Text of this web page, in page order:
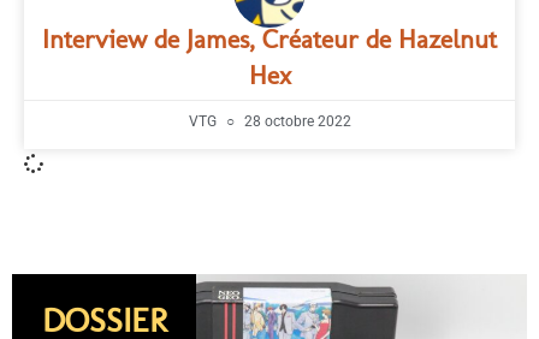
Interview de James, Créateur de Hazelnut
Hex
VTG 28 octobre 2022
DOSSIER